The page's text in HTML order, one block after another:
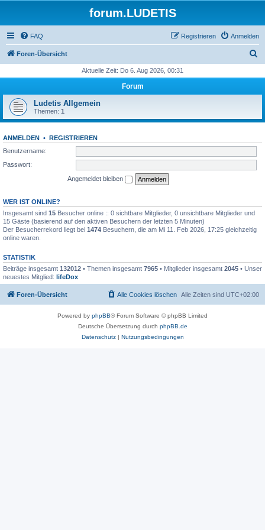
forum.LUDETIS
FAQ Anmelden
Registrieren
Foren-Übersicht
h
Aktuelle Zeit: Do 6. Aug 2026, 00:31
Forum
Ludetis Allgemein
Themen: 1
ANMELDEN • REGISTRIEREN
Benutzername:
Passwort:
Angemeldet bleiben
WER IST ONLINE?
Insgesamt sind 15 Besucher online :: 0 sichtbare Mitglieder, 0 unsichtbare Mitglieder und
15 Gäste (basierend auf den aktiven Besuchern der letzten 5 Minuten)
Der Besucherrekord liegt bei 1474 Besuchern, die am Mi 11. Feb 2026, 17:25 gleichzeitig
online waren.
STATISTIK
Beiträge insgesamt 132012 • Themen insgesamt 7965 • Mitglieder insgesamt 2045 • Unser
neuestes Mitglied: lifeDox
Foren-Übersicht Alle Zeiten sind UTC+02:00
Alle Cookies löschen
Powered by phpBB® Forum Software © phpBB Limited
Deutsche Übersetzung durch phpBB.de
Datenschutz| Nutzungsbedingungen